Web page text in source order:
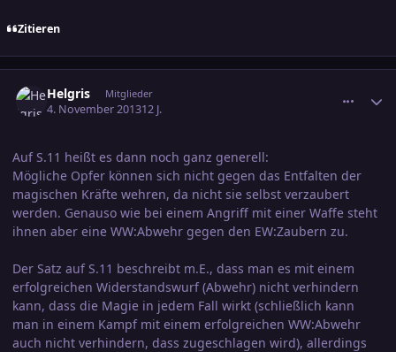
Zitieren
Helgris Mitglieder
4. November 201312 J.
Auf S.11 heißt es dann noch ganz generell:
Mögliche Opfer können sich nicht gegen das Entfalten der
magischen Kräfte wehren, da nicht sie selbst verzaubert
werden. Genauso wie bei einem Angriff mit einer Waffe steht
ihnen aber eine WW:Abwehr gegen den EW:Zaubern zu.
Der Satz auf S.11 beschreibt m.E., dass man es mit einem
erfolgreichen Widerstandswurf (Abwehr) nicht verhindern
kann, dass die Magie in jedem Fall wirkt (schließlich kann
man in einem Kampf mit einem erfolgreichen WW:Abwehr
auch nicht verhindern, dass zugeschlagen wird), allerdings